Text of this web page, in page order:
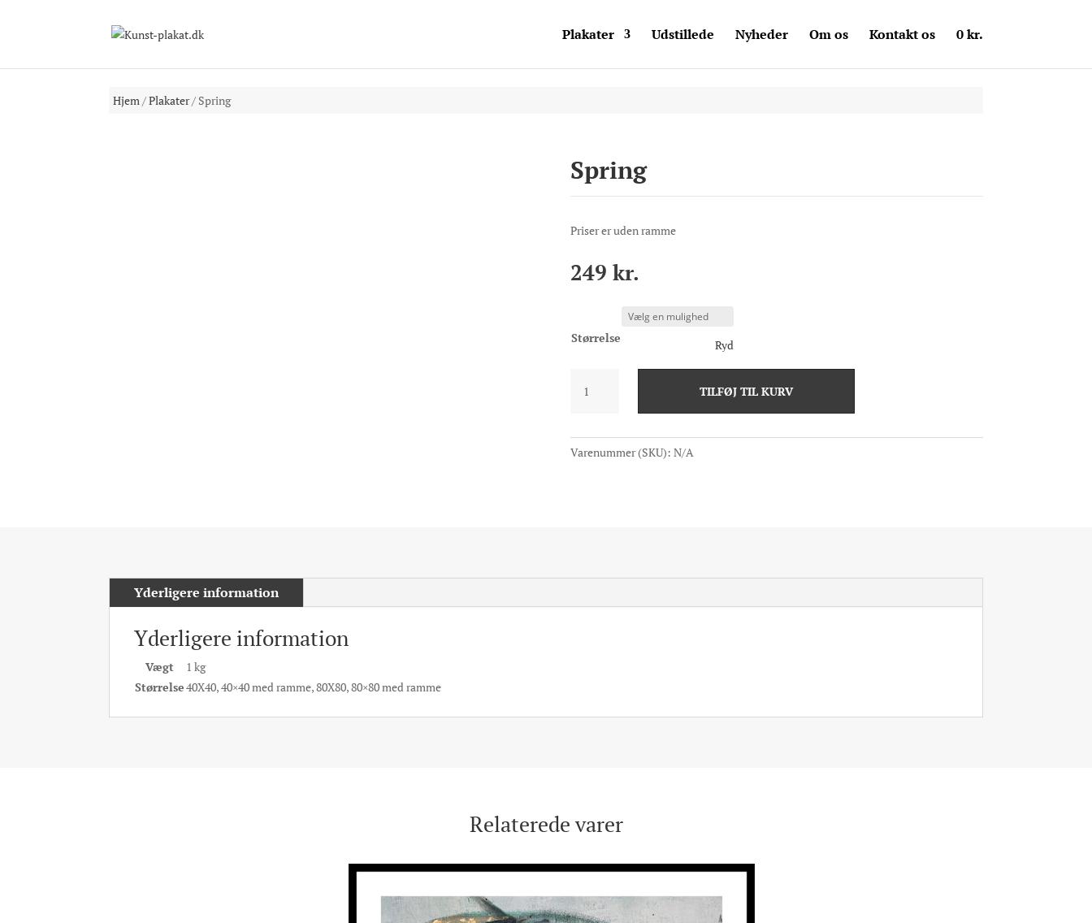
Plakater Udstillede Nyheder Om os Kontakt os 0kr.
Hjem/Plakater/ Spring
Spring
Priser er uden ramme
249 kr.
Størrelse Ryd
antal
TILFØJ TIL KURV
Varenummer (SKU): N/A
Yderligere information
Yderligere information
Vægt
1 kg
Størrelse40X40, 40×40 med ramme, 80X80, 80×80 med ramme
Relaterede varer